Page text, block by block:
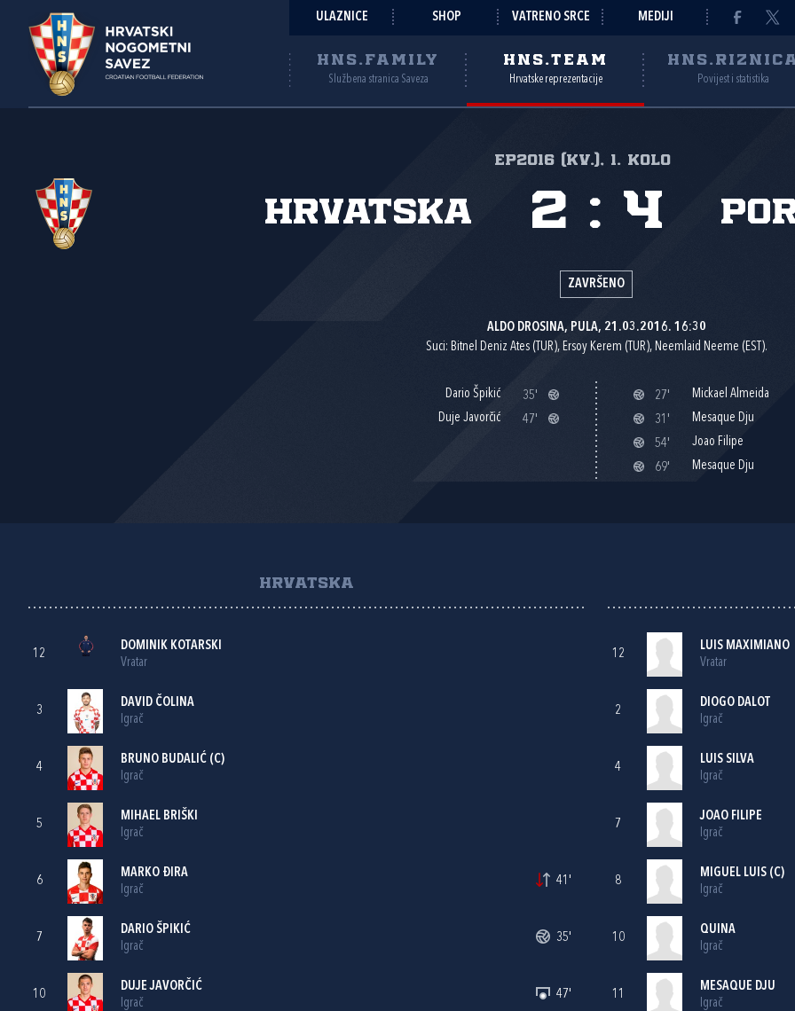
ULAZNICE SHOP VATRENO SRCE MEDIJI
HNS.FAMILY
Službena stranica Saveza
HNS.TEAM
Hrvatske reprezentacije Povijest i statistika
EP2016 (kv.), 1. kolo
Hrvatska 2 : 4
ZAVRŠENO
ALDO DROSINA, PULA, 21.03.2016. 16:30
Suci: Bitnel Deniz Ates (TUR), Ersoy Kerem (TUR), Neemlaid Neeme (EST).
Dario Špikić
35'
Duje Javorčić
47'
27'
Mickael Almeida
31'
Mesaque Dju
54'
Joao Filipe
69'
Mesaque Dju
HRVATSKA
12
DOMINIK KOTARSKI
Vratar
3
DAVID ČOLINA
Igrač
4
BRUNO BUDALIĆ (C)
Igrač
5
MIHAEL BRIŠKI
Igrač
6
MARKO ĐIRA
Igrač
41'
7
DARIO ŠPIKIĆ
Igrač
35'
10
DUJE JAVORČIĆ
Igrač
47'
12
LUIS MAXIMIANO
Vratar
2
DIOGO DALOT
Igrač
4
LUIS SILVA
Igrač
7
JOAO FILIPE
Igrač
8
MIGUEL LUIS (C)
Igrač
10
QUINA
Igrač
11
MESAQUE DJU
Igrač